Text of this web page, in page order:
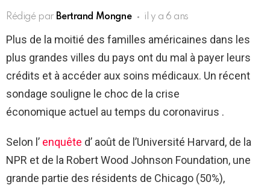
Rédigé par Bertrand Mongne il y a 6 ans
Plus de la moitié des familles américaines dans les
plus grandes villes du pays ont du mal à payer leurs
crédits et à accéder aux soins médicaux. Un récent
sondage souligne le choc de la crise
économique actuel au temps du coronavirus .
Selon l’ enquête d’ août de l’Université Harvard, de la
NPR et de la Robert Wood Johnson Foundation, une
grande partie des résidents de Chicago (50%),